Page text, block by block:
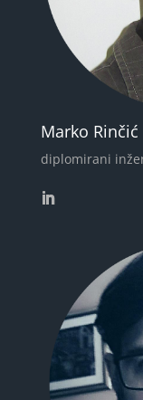
Marko Rinčić
diplomirani